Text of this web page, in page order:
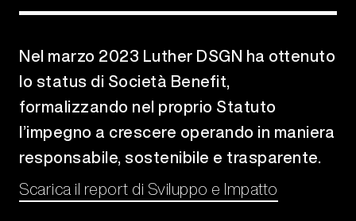
Nel marzo 2023 Luther DSGN ha ottenuto
lo status di Società Benefit,
formalizzando nel proprio Statuto
l’impegno a crescere operando in maniera
responsabile, sostenibile e trasparente.
Scarica il report di Sviluppo e Impatto